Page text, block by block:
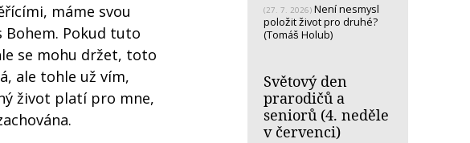
máme svou
Bohem. Pokud tuto
se mohu držet, toto
ale tohle už vím,
život platí pro mne,
(27. 7. 2026) Není nesmysl
položit život pro druhé?
(Tomáš Holub)
Světový den
prarodičů a
seniorů (4. neděle
v červenci)